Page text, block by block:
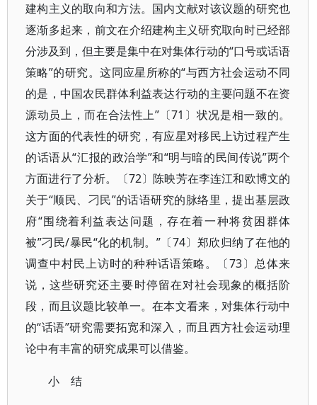
建构主义的取向和方法。国内文献对该议题的研究也
逐渐多起来，前文在介绍建构主义研究取向时已经部
分涉及到，但主要是集中在对集体行动的“口号或话语
策略”的研究。这同应星所称的“与西方社会运动不同
的是，中国农民群体利益表达行动的主要问题不在资
源动员上，而在合法性上”〔71〕状况是相一致的。
这方面的代表性的研究，有应星对移民上访过程产生
的话语从“汇报的政治学”和“明与暗的民间传说”两个
方面进行了分析。〔72〕陈映芳在李连江和欧博文的
关于“顺民、刁民”的话语研究的脉络里，提出基层政
府“围绕着利益表达问题，存在着一种将贫困群体
被”刁民/暴民“化的机制。”〔74〕郑欣归纳了在他的
调查中村民上访时的种种话语策略。〔73〕总体来
说，这些研究还主要时停留在对社会现象的概括阶
段，而且议题比较单一。在本文看来，对集体行动中
的“话语”研究需要拓宽和深入，而且西方社会运动理
论中有丰富的研究成果可以借鉴。
小 结